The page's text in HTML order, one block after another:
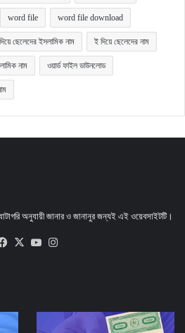
word file word file download
ছেলেদের ইসলামিক নাম ই দিয়ে ছেলেদের নাম
নাম ওয়ার্ড ফাইল ডাউনলোড
অনুযায়ী জানার ও জানানুর জন্যই এই ওয়েবসাইটটি।
Facebook
X YouTube